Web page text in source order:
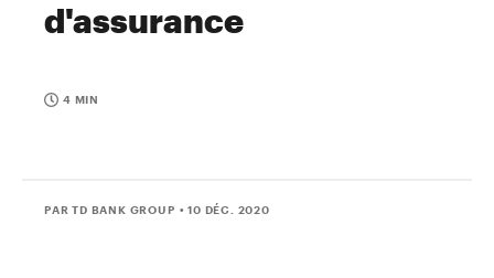
d'assurance
4 MIN
PAR TD BANK GROUP • 10 DÉC. 2020